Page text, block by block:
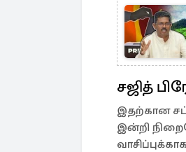
சஜித்
இதற்கான
இன்றி